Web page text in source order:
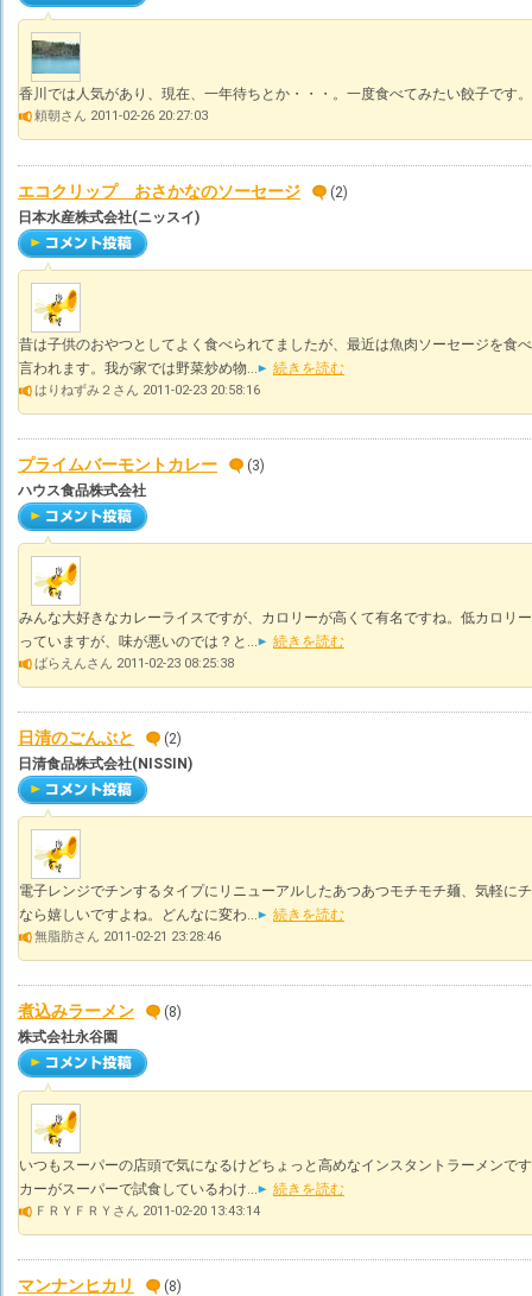
香川では人気があり、現在、一年待ちとか・・・。一度食べてみたい餃子です。
頼朝さん 2011-02-26 20:27:03
エコクリップ おさかなのソーセージ
(2)
日本水産株式会社(ニッスイ)
昔は子供のおやつとしてよく食べられてましたが、最近は魚肉ソーセージを食
言われます。我が家では野菜炒め物...
続きを読む
はりねずみ２さん 2011-02-23 20:58:16
プライムバーモントカレー
(3)
ハウス食品株式会社
みんな大好きなカレーライスですが、カロリーが高くて有名ですね。低カロリ
っていますが、味が悪いのでは？と...
続きを読む
ばらえんさん 2011-02-23 08:25:38
日清のごんぶと
(2)
日清食品株式会社(NISSIN)
電子レンジでチンするタイプにリニューアルしたあつあつモチモチ麺、気軽に
なら嬉しいですよね。どんなに変わ...
続きを読む
無脂肪さん 2011-02-21 23:28:46
煮込みラーメン
(8)
株式会社永谷園
いつもスーパーの店頭で気になるけどちょっと高めなインスタントラーメンで
カーがスーパーで試食しているわけ...
続きを読む
ＦＲＹＦＲＹさん 2011-02-20 13:43:14
マンナンヒカリ
(8)